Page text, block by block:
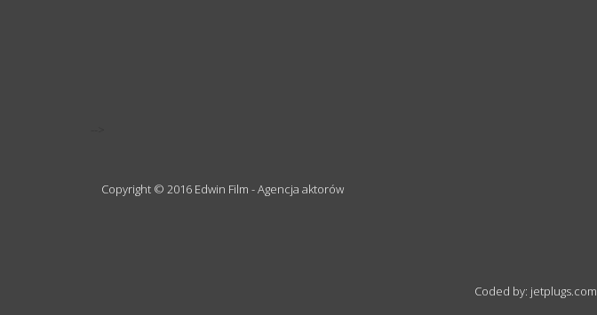
Copyright © 2016 Edwin Film - Agencja aktorów
Coded by: jetplugs.com